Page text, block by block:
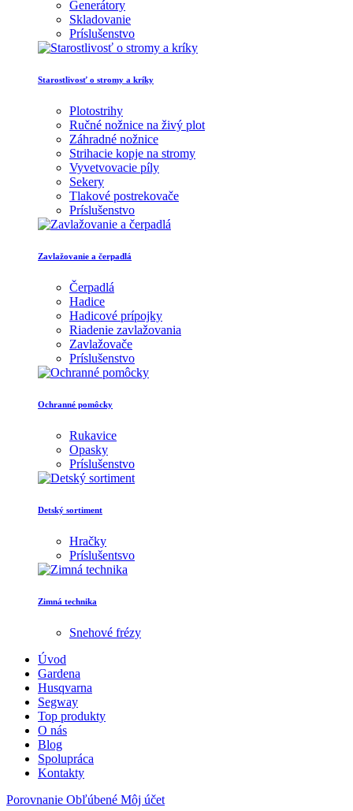
Generátory
Skladovanie
Príslušenstvo
Starostlivosť o stromy a kríky
Plotostrihy
Ručné nožnice na živý plot
Záhradné nožnice
Strihacie kopje na stromy
Vyvetvovacie píly
Sekery
Tlakové postrekovače
Príslušenstvo
Zavlažovanie a čerpadlá
Čerpadlá
Hadice
Hadicové prípojky
Riadenie zavlažovania
Zavlažovače
Príslušenstvo
Ochranné pomôcky
Rukavice
Opasky
Príslušenstvo
Detský sortiment
Hračky
Príslušentsvo
Zimná technika
Snehové frézy
Úvod
Gardena
Husqvarna
Segway
Top produkty
O nás
Blog
Spolupráca
Kontakty
Porovnanie Obľúbené Môj účet